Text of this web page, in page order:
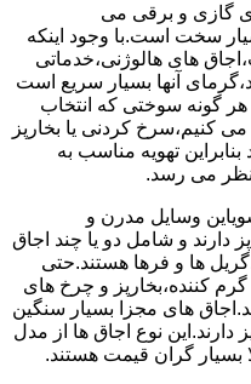
گازی و برقی می
سخت است.با وجود اینکه
های هالوژنی،خدماتی
آنها بسیار سریع است
گونه سوختی که انتخاب
کنیم،سرخ کردنی یا بخارپز
تهویه مناسب به
می رسد.
وسایل مدرن و
دارند و شامل دو یا چند اجاق
ها و فرها هستند.حتی
کننده،بخارپز و چرخ های
های مجزا بسیار سنگین
نوع اجاق ها از مدل
بسیار گران قیمت هستند.